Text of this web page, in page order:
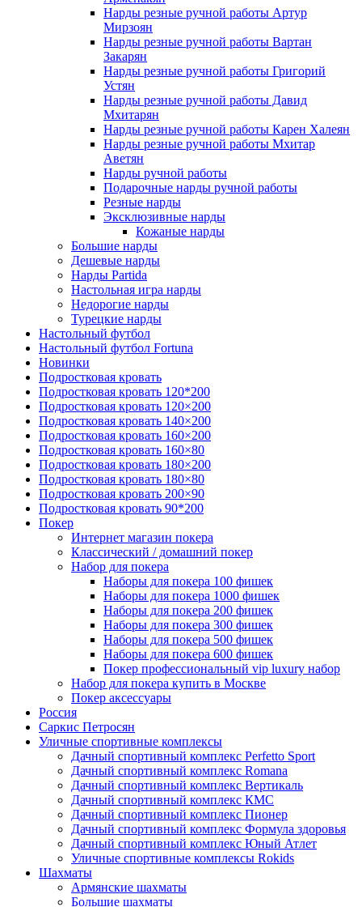
Нарды резные ручной работы Артур
Мирзоян
Нарды резные ручной работы Вартан
Закарян
Нарды резные ручной работы Григорий
Устян
Нарды резные ручной работы Давид
Мхитарян
Нарды резные ручной работы Карен Халеян
Нарды резные ручной работы Мхитар
Аветян
Нарды ручной работы
Подарочные нарды ручной работы
Резные нарды
Эксклюзивные нарды
Кожаные нарды
Большие нарды
Дешевые нарды
Нарды Partida
Настольная игра нарды
Недорогие нарды
Турецкие нарды
Настольный футбол
Настольный футбол Fortuna
Новинки
Подростковая кровать
Подростковая кровать 120*200
Подростковая кровать 120×200
Подростковая кровать 140×200
Подростковая кровать 160×200
Подростковая кровать 160×80
Подростковая кровать 180×200
Подростковая кровать 180×80
Подростковая кровать 200×90
Подростковая кровать 90*200
Покер
Интернет магазин покера
Классический / домашний покер
Набор для покера
Наборы для покера 100 фишек
Наборы для покера 1000 фишек
Наборы для покера 200 фишек
Наборы для покера 300 фишек
Наборы для покера 500 фишек
Наборы для покера 600 фишек
Покер профессиональный vip luxury набор
Набор для покера купить в Москве
Покер аксессуары
Россия
Саркис Петросян
Уличные спортивные комплексы
Дачный спортивный комплекс Perfetto Sport
Дачный спортивный комплекс Romana
Дачный спортивный комплекс Вертикаль
Дачный спортивный комплекс КМС
Дачный спортивный комплекс Пионер
Дачный спортивный комплекс Формула здоровья
Дачный спортивный комплекс Юный Атлет
Уличные спортивные комплексы Rokids
Шахматы
Армянские шахматы
Большие шахматы